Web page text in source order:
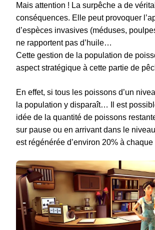
Mais attention ! La surpêche a de
conséquences. Elle peut provoquer
d’espèces invasives (méduses,
ne rapportent pas d’huile…
Cette gestion de la population de
aspect stratégique à cette partie de
En effet, si tous les poissons d’un
la population y disparaît… Il est
idée de la quantité de poissons
sur pause ou en arrivant dans le
est régénérée d’environ 20% à